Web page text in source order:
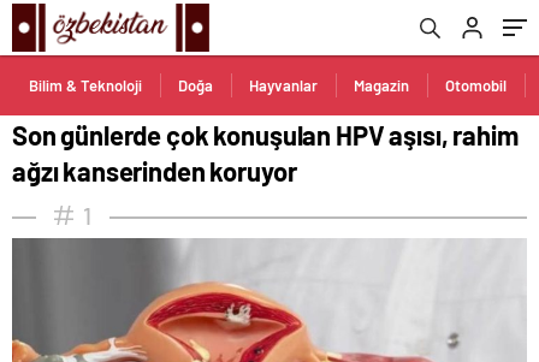
Bilim & Teknoloji Doğa Hayvanlar Magazin Otomobil
Son günlerde çok konuşulan HPV aşısı, rahim
ağzı kanserinden koruyor
1